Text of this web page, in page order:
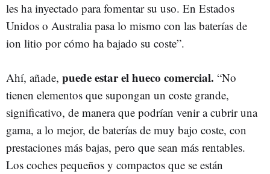
les ha inyectado para fomentar su uso. En Estados
Unidos o Australia pasa lo mismo con las baterías de
ion litio por cómo ha bajado su coste”.
Ahí, añade, puede estar el hueco comercial. “No
tienen elementos que supongan un coste grande,
significativo, de manera que podrían venir a cubrir una
gama, a lo mejor, de baterías de muy bajo coste, con
prestaciones más bajas, pero que sean más rentables.
Los coches pequeños y compactos que se están